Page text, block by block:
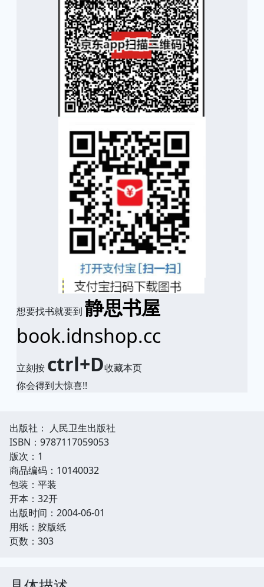
想要找书就要到 静思书屋
book.idnshop.cc
立刻按 ctrl+D收藏本页
你会得到大惊喜!!
出版社： 人民卫生出版社
ISBN：9787117059053
版次：1
商品编码：10140032
包装：平装
开本：32开
出版时间：2004-06-01
用纸：胶版纸
页数：303